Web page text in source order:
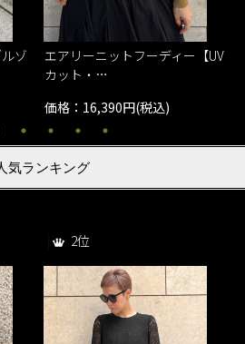
ゾ
エアリーニットフーディー【UV
カット・…
価格：16,390円(税込)
気ランキング
2位